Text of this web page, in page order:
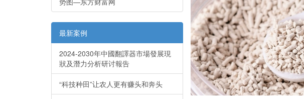
最新案例
2024-2030年中國翻譯器市場發展現
狀及潛力分析研讨報告
“科技种田”让农人更有赚头和奔头